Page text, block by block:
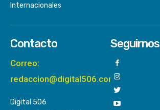
Internacionales
Contacto
Correo:
redaccion@digital506.com
Digital 506
Seguirnos